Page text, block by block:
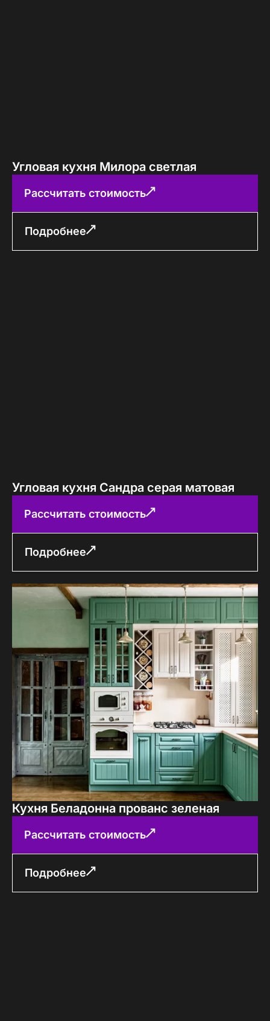
Угловая кухня Милора светлая
Рассчитать стоимость
Подробнее
Угловая кухня Сандра серая матовая
Рассчитать стоимость
Подробнее
Кухня Беладонна прованс зеленая
Рассчитать стоимость
Подробнее